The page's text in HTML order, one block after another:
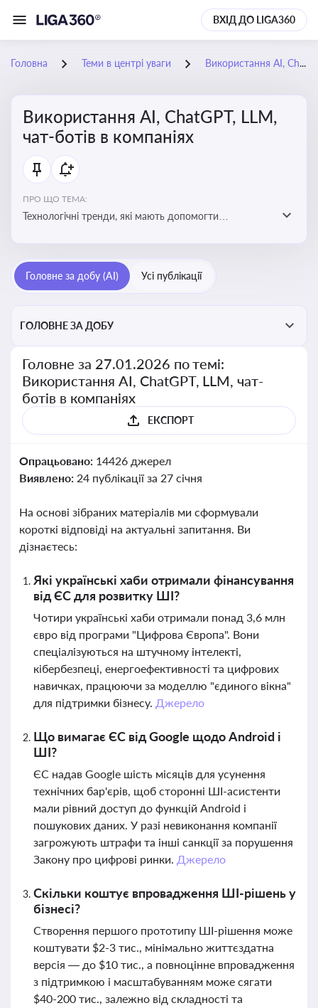
ВХІД ДО LIGA360
Головна Теми в центрі уваги Використання AI, ChatGPT, LLM, чат-ботів в компаніях
Використання AI, ChatGPT, LLM,
чат-ботів в компаніях
ПРО ЩО ТЕМА:
Технологічні тренди, які мають допомогти
ефективність і знизити витрати компаній
Головне за добу (AI) Усі публікації
ГОЛОВНЕ ЗА ДОБУ
Головне за 27.01.2026 по темі:
Використання AI, ChatGPT, LLM, чат-
ботів в компаніях
ЕКСПОРТ
Опрацьовано: 14426 джерел
Виявлено: 24 публікації за 27 січня
На основі зібраних матеріалів ми сформували
короткі відповіді на актуальні запитання. Ви
дізнаєтесь:
Які українські хаби отримали фінансування
від ЄС для розвитку ШІ?
Чотири українські хаби отримали понад 3,6 млн
євро від програми "Цифрова Європа". Вони
спеціалізуються на штучному інтелекті,
кібербезпеці, енергоефективності та цифрових
навичках, працюючи за моделлю "єдиного вікна"
для підтримки бізнесу. Джерело
Що вимагає ЄС від Google щодо Android і
ШІ?
ЄС надав Google шість місяців для усунення
технічних бар'єрів, щоб сторонні ШІ-асистенти
мали рівний доступ до функцій Android і
пошукових даних. У разі невиконання компанії
загрожують штрафи та інші санкції за порушення
Закону про цифрові ринки. Джерело
Скільки коштує впровадження ШІ-рішень у
бізнесі?
Створення першого прототипу ШІ-рішення може
коштувати $2-3 тис., мінімально життєздатна
версія — до $10 тис., а повноцінне впровадження
з підтримкою і масштабуванням може сягати
$40-200 тис., залежно від складності та